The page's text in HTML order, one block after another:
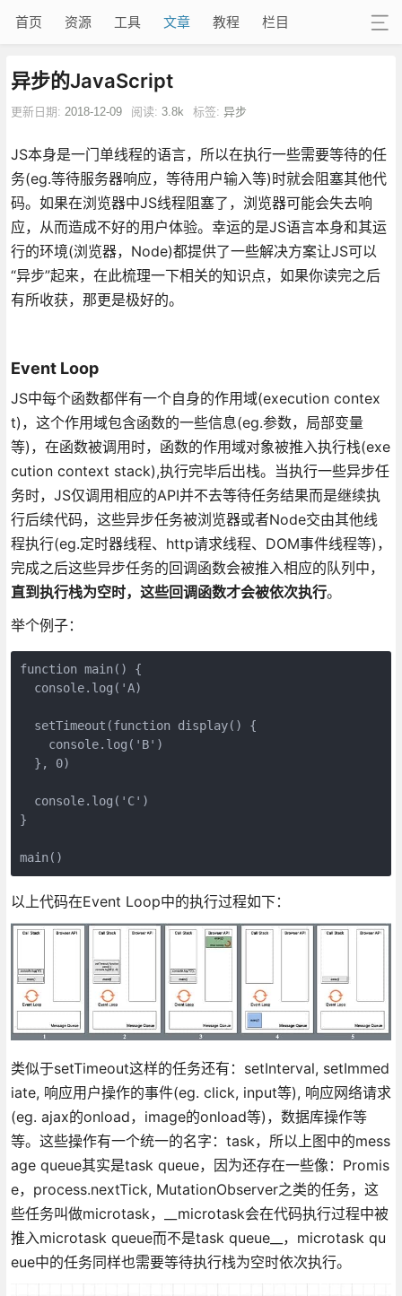
首页 资源 工具 文章 教程 栏目
异步的JavaScript
更新日期: 2018-12-09 阅读: 3.8k 标签: 异步
JS本身是一门单线程的语言，所以在执行一些需要等待的任
务(eg.等待服务器响应，等待用户输入等)时就会阻塞其他代
码。如果在浏览器中JS线程阻塞了，浏览器可能会失去响
应，从而造成不好的用户体验。幸运的是JS语言本身和其运
行的环境(浏览器，Node)都提供了一些解决方案让JS可以
“异步”起来，在此梳理一下相关的知识点，如果你读完之后
有所收获，那更是极好的。
Event Loop
JS中每个函数都伴有一个自身的作用域(execution contex
t)，这个作用域包含函数的一些信息(eg.参数，局部变量
等)，在函数被调用时，函数的作用域对象被推入执行栈(exe
cution context stack),执行完毕后出栈。当执行一些异步任
务时，JS仅调用相应的API并不去等待任务结果而是继续执
行后续代码，这些异步任务被浏览器或者Node交由其他线
程执行(eg.定时器线程、http请求线程、DOM事件线程等)，
完成之后这些异步任务的回调函数会被推入相应的队列中，
直到执行栈为空时，这些回调函数才会被依次执行。
举个例子：
function main() {
  console.log('A)
  setTimeout(function display() {
    console.log('B')
  }, 0)
  console.log('C')
}
main()
以上代码在Event Loop中的执行过程如下：
类似于setTimeout这样的任务还有：setInterval, setImmed
iate, 响应用户操作的事件(eg. click, input等), 响应网络请求
(eg. ajax的onload，image的onload等)，数据库操作等
等。这些操作有一个统一的名字：task，所以上图中的mess
age queue其实是task queue，因为还存在一些像：Promis
e，process.nextTick, MutationObserver之类的任务，这
些任务叫做microtask，__microtask会在代码执行过程中被
推入microtask queue而不是task queue__，microtask qu
eue中的任务同样也需要等待执行栈为空时依次执行。